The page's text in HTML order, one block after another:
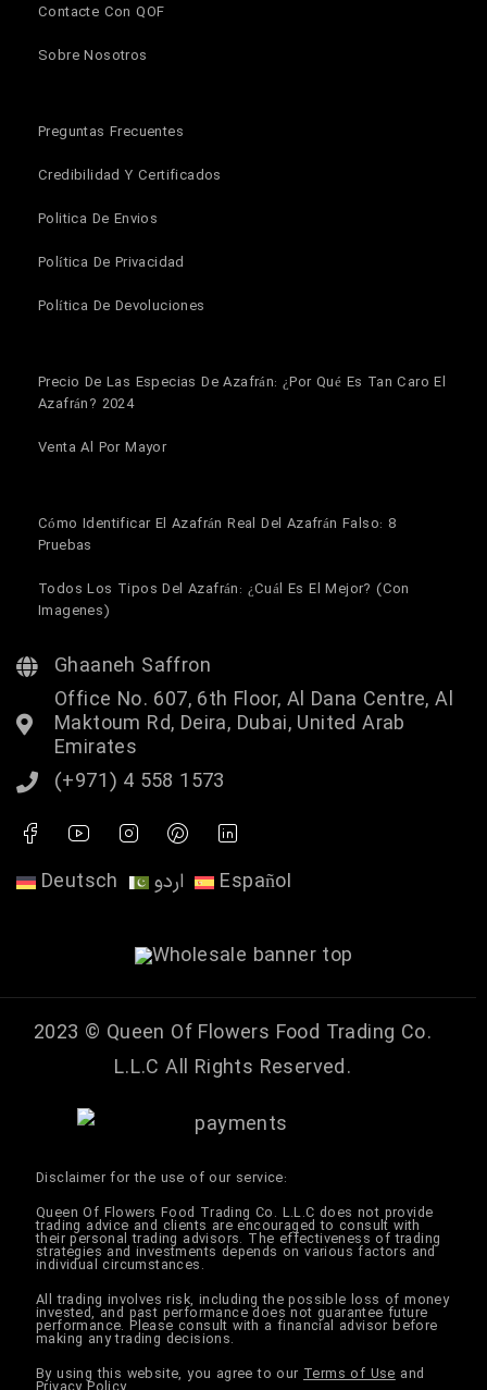
Contacte Con QOF
Sobre Nosotros
Preguntas Frecuentes
Credibilidad Y Certificados
Politica De Envios
Política De Privacidad
Política De Devoluciones
Precio De Las Especias De Azafrán: ¿Por Qué Es Tan Caro El
Azafrán? 2024
Venta Al Por Mayor
Cómo Identificar El Azafrán Real Del Azafrán Falso: 8
Pruebas
Todos Los Tipos Del Azafrán: ¿Cuál Es El Mejor? (Con
Imagenes)
Ghaaneh Saffron
Office No. 607, 6th Floor, Al Dana Centre, Al
Maktoum Rd, Deira, Dubai, United Arab
Emirates
(+971) 4 558 1573
Deutsch اردو Español
2023 © Queen Of Flowers Food Trading Co.
L.L.C All Rights Reserved.
Disclaimer for the use of our service:
Queen Of Flowers Food Trading Co. L.L.C does not provide
trading advice and clients are encouraged to consult with
their personal trading advisors. The effectiveness of trading
strategies and investments depends on various factors and
individual circumstances.
All trading involves risk, including the possible loss of money
invested, and past performance does not guarantee future
performance. Please consult with a financial advisor before
making any trading decisions.
By using this website, you agree to our Terms of Useand